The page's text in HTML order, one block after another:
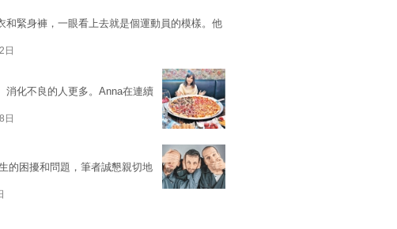
緊身褲，一眼看上去就是個運動員的模樣。他
日
消化不良的人更多。Anna在連續
日
的困擾和問題，筆者誠懇親切地